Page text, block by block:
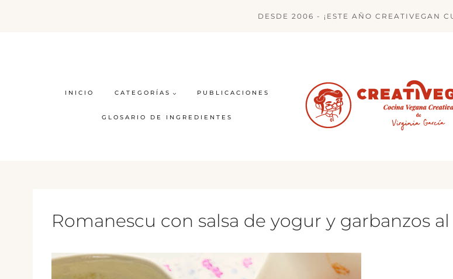
DESDE 2006 - ¡ESTE AÑO CREATIVEGAN
INICIO CATEGORÍAS PUBLICACIONES
GLOSARIO DE INGREDIENTES
Romanescu con salsa de yogur y garbanzos